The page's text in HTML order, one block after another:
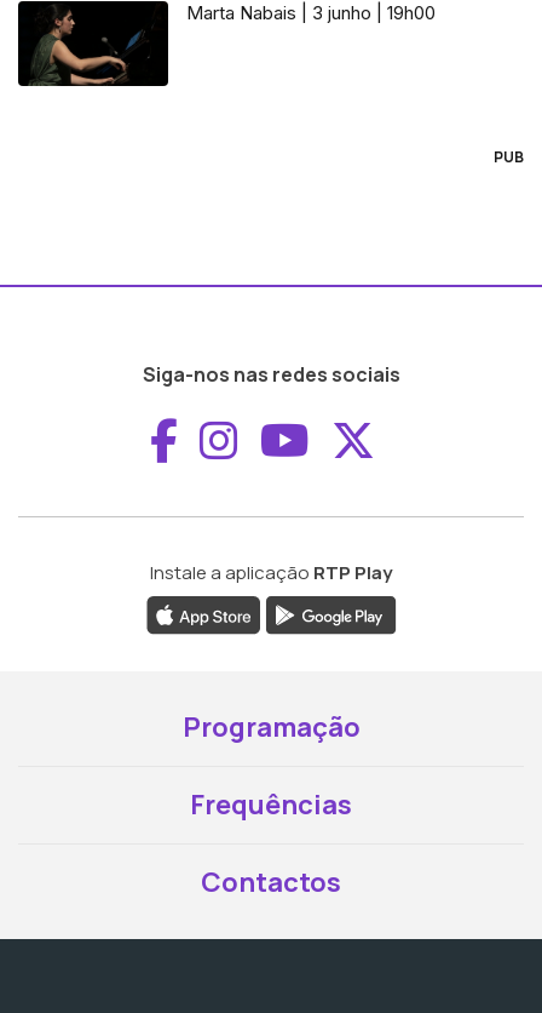
Marta Nabais | 3 junho | 19h00
PUB
Siga-nos nas redes sociais
Aceder ao
Aceder ao
Aceder ao
Instale a aplicação RTP Play
Programação
Frequências
Contactos